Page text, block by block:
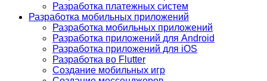
Разработка платежных систем
Разработка мобильных приложений
Разработка мобильных приложений
Разработка приложений для Android
Разработка приложений для iOS
Разработка во Flutter
Создание мобильных игр